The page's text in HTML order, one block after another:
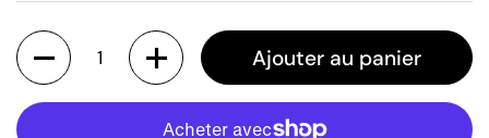
Quantité
Ajouter au panier